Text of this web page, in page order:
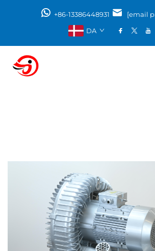
+86-13386448931
[email
DA